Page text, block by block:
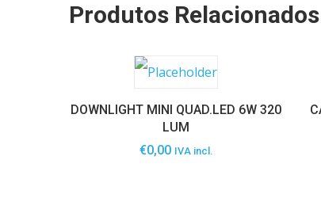
Produtos Relacionados
DOWNLIGHT MINI QUAD.LED 6W 320
LUM
€0,00 IVA incl.